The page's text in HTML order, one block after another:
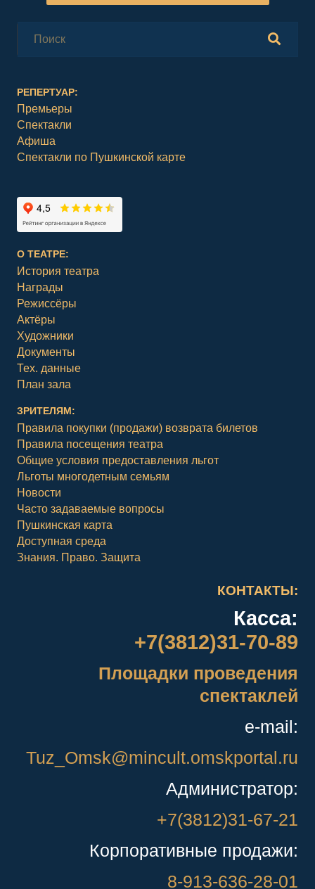
РЕПЕРТУАР:
Премьеры
Спектакли
Афиша
Спектакли по Пушкинской карте
О ТЕАТРЕ:
История театра
Награды
Режиссёры
Актёры
Художники
Документы
Тех. данные
План зала
ЗРИТЕЛЯМ:
Правила покупки (продажи) возврата билетов
Правила посещения театра
Общие условия предоставления льгот
Льготы многодетным семьям
Новости
Часто задаваемые вопросы
Пушкинская карта
Доступная среда
Знания. Право. Защита
КОНТАКТЫ:
Касса:
+7(3812)31-70-89
Площадки проведения
спектаклей
e-mail:
Tuz_Omsk@mincult.omskportal.ru
Администратор:
+7(3812)31-67-21
Корпоративные продажи:
8-913-636-28-01